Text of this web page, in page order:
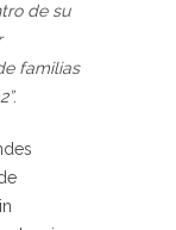
de su
familias
.